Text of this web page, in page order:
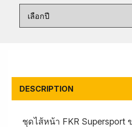
เลือกปี
DESCRIPTION
ชุดไส้หน้า FKR Supersport